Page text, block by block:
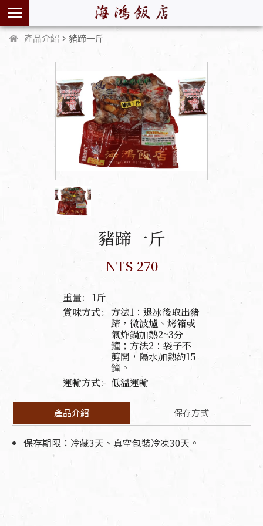
產品介紹 > 豬蹄一斤
豬蹄一斤
NT$ 270
重量:
1斤
賞味方式:
方法1：退冰後取出豬
蹄，微波爐、烤箱或
氣炸鍋加熱2~3分
鐘；方法2：袋子不
剪開，隔水加熱約15
鐘。
運輸方式:
低溫運輸
產品介紹 保存方式
保存期限：冷藏3天、真空包裝冷凍30天。